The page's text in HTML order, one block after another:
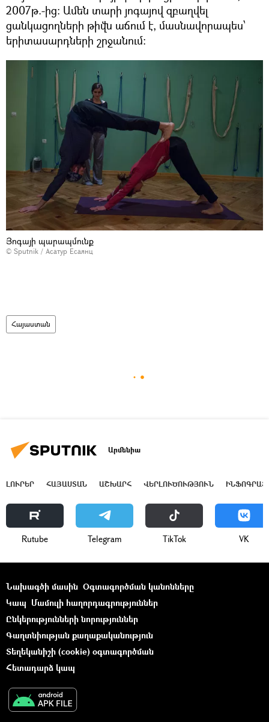
2007թ.-ից։ Ամեն տարի յոգայով զբաղվել
ցանկացողների թիվն աճում է, մասնավորապես՝
երիտասարդների շրջանում։
Յոգայի պարապմունք
© Sputnik / Асатур Есаянц
Հայաստան
Արմենիա
ԼՈՒՐԵՐ ՀԱՅԱՍՏԱՆ ԱՇԽԱՐՀ ՎԵՐԼՈՒԾՈՒԹՅՈՒՆ
Rutube Telegram ТikТоk VK
Նախագծի մասին Օգտագործման կանոնները
Կապ Մամուլի հաղորդագրություններ
Ընկերությունների նորություններ
Գաղտնիության քաղաքականություն
Տեղեկանիշի (cookie) օգտագործման
Հետադարձ կապ